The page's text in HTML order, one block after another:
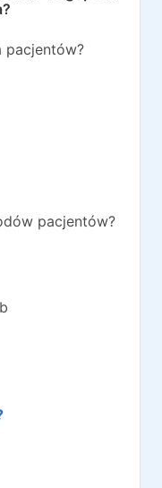
?
pacjentów?
pacjentów?